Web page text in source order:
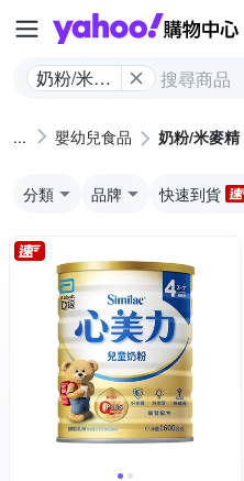
奶粉/米麥
嬰幼兒食品 奶粉/米麥精
分類 品牌 快速到貨